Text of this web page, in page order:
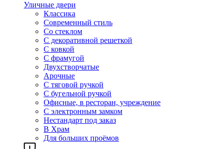
Уличные двери
Классика
Современный стиль
Со стеклом
С декоративной решеткой
С ковкой
С фрамугой
Двухстворчатые
Арочные
С тяговой ручкой
С бугельной ручкой
Офисные, в ресторан, учреждение
С электронным замком
Нестандарт под заказ
В Храм
Для больших проёмов